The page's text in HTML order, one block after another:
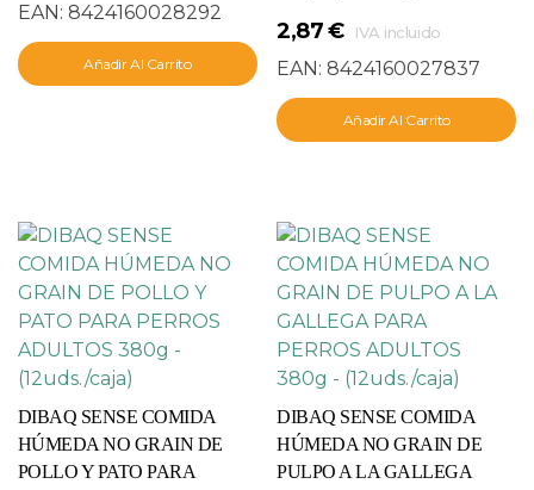
EAN: 8424160028292
Añadir Al Carrito
2,87€ IVA incluido
EAN:8424160027837
Añadir Al Carrito
DIBAQ SENSE COMIDA
HÚMEDA NO GRAIN DE
POLLO Y PATO PARA
DIBAQ SENSE COMIDA
HÚMEDA NO GRAIN DE
PULPO A LA GALLEGA